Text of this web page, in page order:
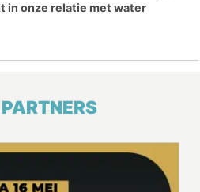
in onze relatie met water
PARTNERS